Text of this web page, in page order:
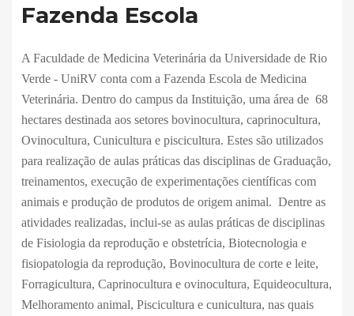
Fazenda Escola
A Faculdade de Medicina Veterinária da Universidade de Rio
Verde - UniRV conta com a Fazenda Escola de Medicina
Veterinária. Dentro do campus da Instituição, uma área de 68
hectares destinada aos setores bovinocultura, caprinocultura,
Ovinocultura, Cunicultura e piscicultura. Estes são utilizados
para realização de aulas práticas das disciplinas de Graduação,
treinamentos, execução de experimentações científicas com
animais e produção de produtos de origem animal. Dentre as
atividades realizadas, inclui-se as aulas práticas de disciplinas
de Fisiologia da reprodução e obstetrícia, Biotecnologia e
fisiopatologia da reprodução, Bovinocultura de corte e leite,
Forragicultura, Caprinocultura e ovinocultura, Equideocultura,
Melhoramento animal, Piscicultura e cunicultura, nas quais